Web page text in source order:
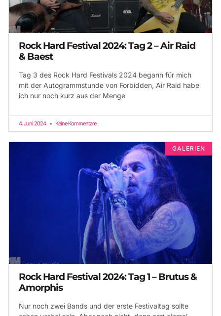
Rock Hard Festival 2024: Tag 2 – Air Raid
& Baest
Tag 3 des Rock Hard Festivals 2024 begann für mich
mit der Autogrammstunde von Forbidden, Air Raid habe
ich nur noch kurz aus der Menge
4. Juni 2024 Keine Kommentare
GALERIEN
Rock Hard Festival 2024: Tag 1 – Brutus &
Amorphis
Nur noch zwei Bands und der erste Festivaltag sollte